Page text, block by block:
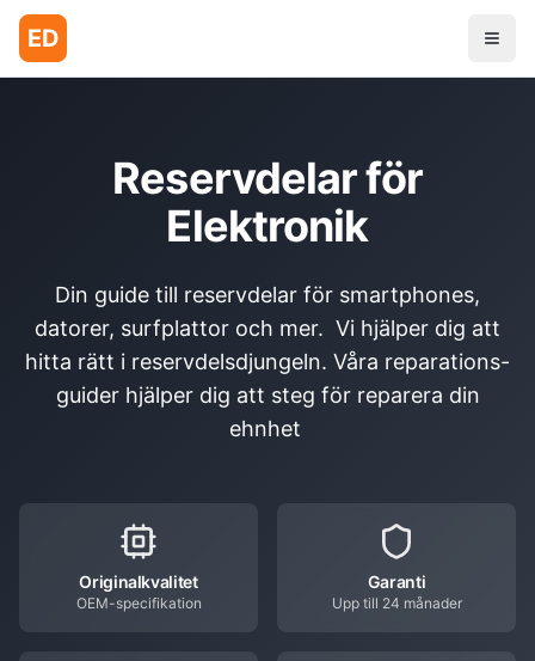
ED
Reservdelar för
Elektronik
Din guide till reservdelar för smartphones,
datorer, surfplattor och mer. Vi hjälper dig att
hitta rätt i reservdelsdjungeln. Våra reparations-
guider hjälper dig att steg för reparera din
ehnhet
Originalkvalitet
OEM-specifikation
Garanti
Upp till 24 månader